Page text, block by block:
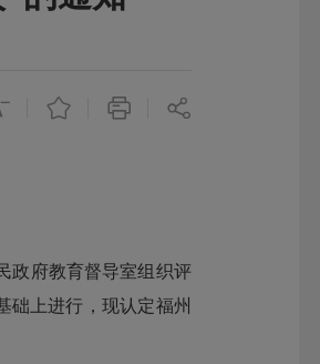
政府教育督导室组织评
础上进行，现认定福州